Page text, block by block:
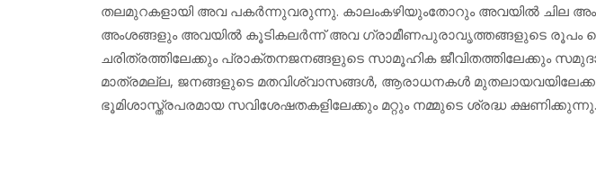
തലമുറകളായി അവ പകര്‍ന്നുവരുന്നു. കാലംകഴിയുംതോറും അവയില്‍ ചില
അംശങ്ങളും അവയില്‍ കൂടികലര്‍ന്ന് അവ ഗ്രാമീണപുരാവൃത്തങ്ങളുടെ രൂപം
ചരിത്രത്തിലേക്കും പ്രാക്തനജനങ്ങളുടെ സാമൂഹിക ജീവിതത്തിലേക്കും
മാത്രമല്ല, ജനങ്ങളുടെ മതവിശ്വാസങ്ങള്‍, ആരാധനകള്‍
ഭൂമിശാസ്ത്രപരമായ സവിശേഷതകളിലേക്കും മറ്റും നമ്മുടെ ശ്രദ്ധ ക്ഷണിക്കുന്നു.